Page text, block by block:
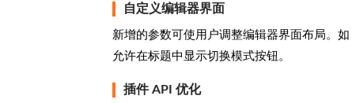
自定义编辑器界面
新增的参数可使用户调整编辑器界面布局。如
允许在标题中显示切换模式按钮。
插件 API 优化